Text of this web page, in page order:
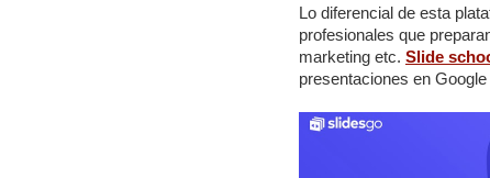
Lo diferencial de esta
profesionales que
marketing etc. Slide
presentaciones en